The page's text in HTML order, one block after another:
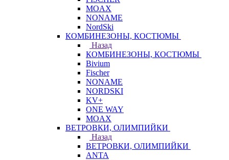
MOAX
NONAME
NordSki
КОМБИНЕЗОНЫ, КОСТЮМЫ
Назад
КОМБИНЕЗОНЫ, КОСТЮМЫ
Bivium
Fischer
NONAME
NORDSKI
KV+
ONE WAY
MOAX
ВЕТРОВКИ, ОЛИМПИЙКИ
Назад
ВЕТРОВКИ, ОЛИМПИЙКИ
ANTA